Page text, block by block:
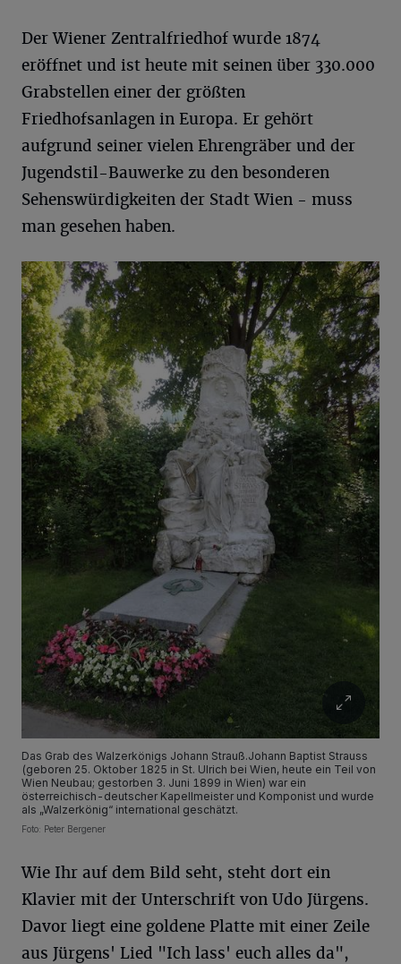
Der Wiener Zentralfriedhof wurde 1874
eröffnet und ist heute mit seinen über 330.000
Grabstellen einer der größten
Friedhofsanlagen in Europa. Er gehört
aufgrund seiner vielen Ehrengräber und der
Jugendstil-Bauwerke zu den besonderen
Sehenswürdigkeiten der Stadt Wien - muss
man gesehen haben.
Das Grab des Walzerkönigs Johann Strauß.Johann Baptist Strauss
(geboren 25. Oktober 1825 in St. Ulrich bei Wien, heute ein Teil von
Wien Neubau; gestorben 3. Juni 1899 in Wien) war ein
österreichisch-deutscher Kapellmeister und Komponist und wurde
als „Walzerkönig“ international geschätzt.
Foto: Peter Bergener
Wie Ihr auf dem Bild seht, steht dort ein
Klavier mit der Unterschrift von Udo Jürgens.
Davor liegt eine goldene Platte mit einer Zeile
aus Jürgens' Lied "Ich lass' euch alles da",